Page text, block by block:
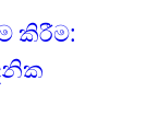
කිරීම: